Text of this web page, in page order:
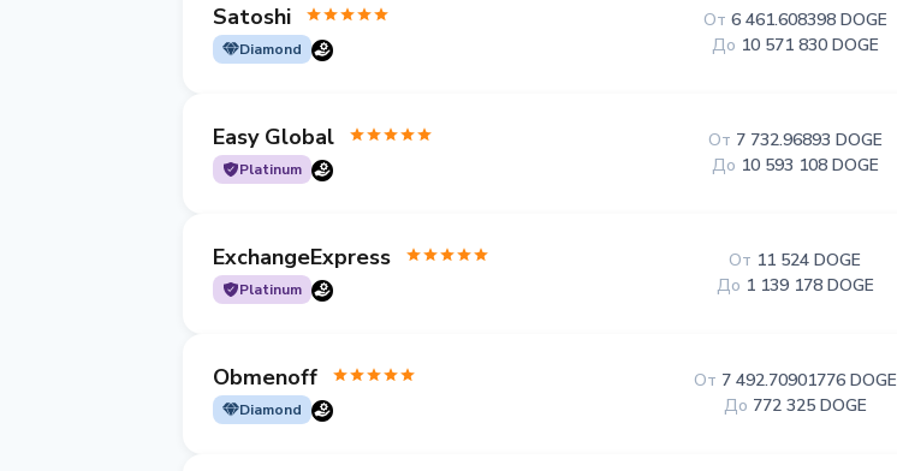
Satoshi
Diamond
От 6 461.608398 DOGE
До 10 571 830 DOGE
Easy Global
Platinum
От 7 732.96893 DOGE
До 10 593 108 DOGE
ExchangeExpress
Platinum
От 11 524 DOGE
До 1 139 178 DOGE
Obmenoff
Diamond
От 7 492.70901776 DOGE
До 772 325 DOGE